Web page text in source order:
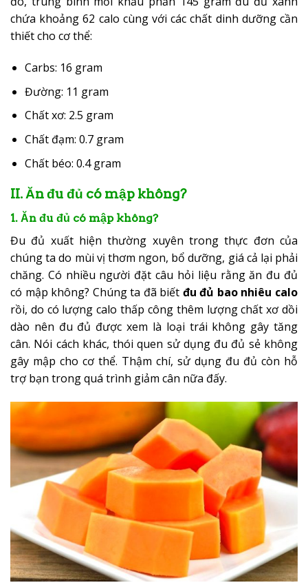
chứa khoảng 62 calo cùng với các chất dinh dưỡng cần
thiết cho cơ thể:
Carbs: 16 gram
Đường: 11 gram
Chất xơ: 2.5 gram
Chất đạm: 0.7 gram
Chất béo: 0.4 gram
II. Ăn đu đủ có mập không?
1. Ăn đu đủ có mập không?
Đu đủ xuất hiện thường xuyên trong thực đơn của
chúng ta do mùi vị thơm ngon, bổ dưỡng, giá cả lại phải
chăng. Có nhiều người đặt câu hỏi liệu rằng ăn đu đủ
có mập không? Chúng ta đã biết đu đủ bao nhiêu calo
rồi, do có lượng calo thấp công thêm lượng chất xơ dồi
dào nên đu đủ được xem là loại trái không gây tăng
cân. Nói cách khác, thói quen sử dụng đu đủ sẻ không
gây mập cho cơ thể. Thậm chí, sử dụng đu đủ còn hỗ
trợ bạn trong quá trình giảm cân nữa đấy.